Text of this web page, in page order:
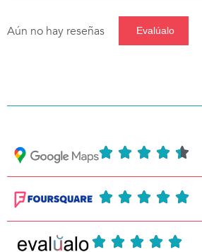
Aún no hay reseñas Evalúalo